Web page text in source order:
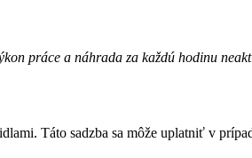
práce a náhrada za každú hodinu
Táto sadzba sa môže uplatniť v